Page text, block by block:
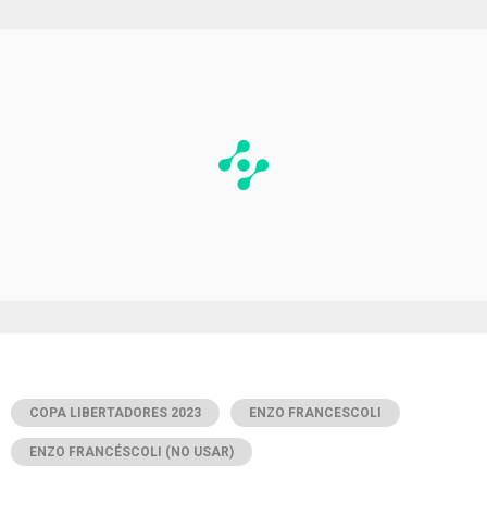
COPA LIBERTADORES 2023 ENZO FRANCESCOLI
ENZO FRANCÉSCOLI (NO USAR)